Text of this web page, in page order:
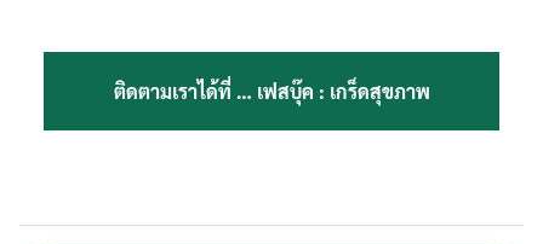
ติดตามเราได้ที่ … เฟสบุ๊ค : เกร็ดสุขภาพ